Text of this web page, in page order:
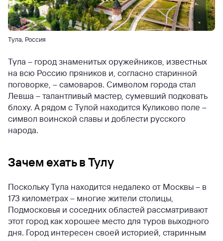
Тула, Россия
Тула – город знаменитых оружейников, известных
на всю Россию пряников и, согласно старинной
поговорке, – самоваров. Символом города стал
Левша – талантливый мастер, сумевший подковать
блоху. А рядом с Тулой находится Куликово поле –
символ воинской славы и доблести русского
народа.
Зачем ехать в Тулу
Поскольку Тула находится недалеко от Москвы – в
173 километрах – многие жители столицы,
Подмосковья и соседних областей рассматривают
этот город как хорошее место для туров выходного
дня. Город интересен своей историей, старинным